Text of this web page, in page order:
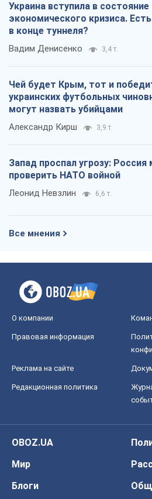
Украина вступила в состояние
экономического кризиса.
в конце туннеля?
Вадим Денисенко 3,4 т.
Чей будет Крым, тот и
украинских футбольных
могут назвать убийцами
Александр Кирш 3,9 т.
Запад проспал угрозу:
проверить НАТО войной
Леонид Невзлин 6,6 т.
Все мнения
О компании
Правовая информация
Реклама на сайте
Редакционная политика
OBOZ.UA
Мир
Блоги